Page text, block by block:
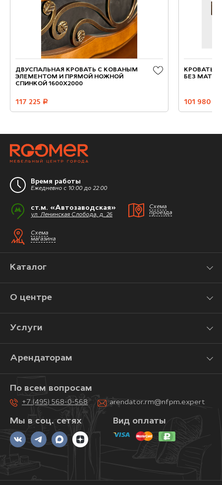
ДВУСПАЛЬНАЯ КРОВАТЬ С КОВАНЫМ
ЭЛЕМЕНТОМ И ПРЯМОЙ НОЖНОЙ
СПИНКОЙ 1600X2000
117 225 руб.
КРОВАТЬ
БЕЗ
101 980
Время работы
Ежедневно с 10:00 до 22:00
ст.м. «Автозаводская»
ул. Ленинская Слобода, д. 26
Схема
проезда
Схема
магазина
Каталог
О центре
Услуги
Арендаторам
Мы в соц. сетях
По всем вопросам
+7 (495) 568-0-568 arendator.rm@nfpm.expert
Вид оплаты